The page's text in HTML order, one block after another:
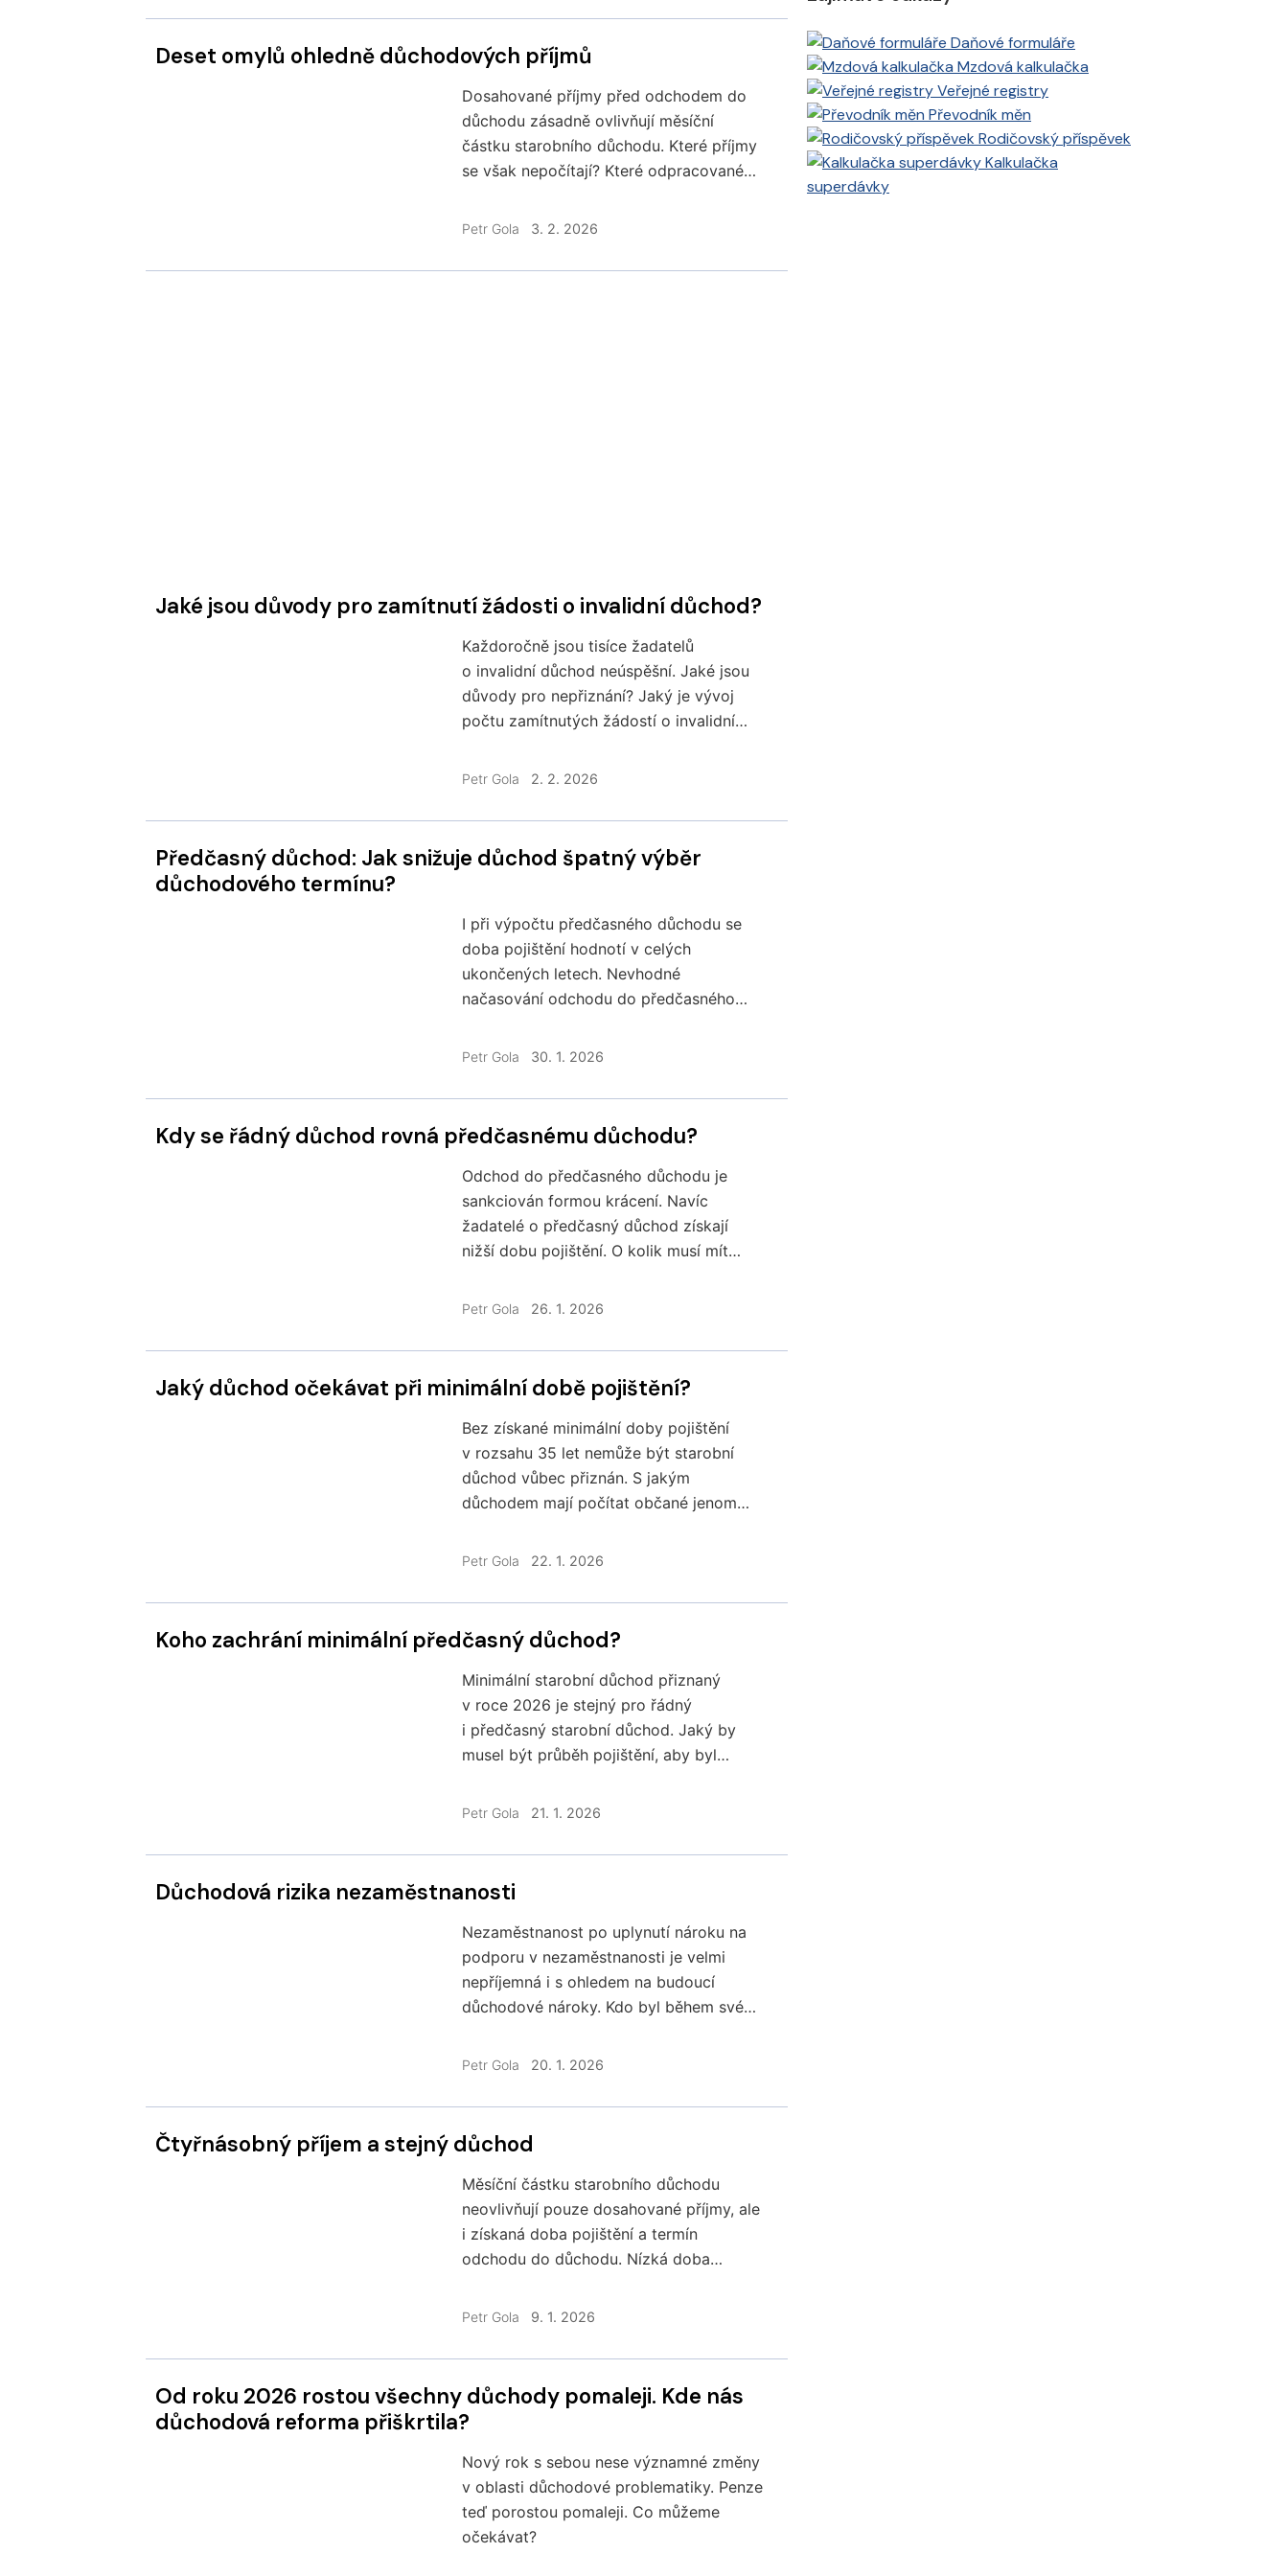
Deset omylů ohledně důchodových příjmů
Dosahované příjmy před odchodem do
důchodu zásadně ovlivňují měsíční
částku starobního důchodu. Které příjmy
se však nepočítají? Které odpracované
současných příjmech? Jak zvyšuje
Petr Gola 3. 2. 2026
Jaké jsou důvody pro zamítnutí žádosti o invalidní důchod?
Každoročně jsou tisíce žadatelů
o invalidní důchod neúspěšní. Jaké jsou
důvody pro nepřiznání? Jaký je vývoj
počtu zamítnutých žádostí o invalidní
důchod pobírá?
Petr Gola 2. 2. 2026
Předčasný důchod: Jak snižuje důchod špatný výběr
důchodového termínu?
I při výpočtu předčasného důchodu se
doba pojištění hodnotí v celých
ukončených letech. Nevhodné
načasování odchodu do předčasného
pojištění a započte se další interval
důchodu i o více než tisícikorunu.
Podívejme se na praktické výpočty.
Petr Gola 30. 1. 2026
Kdy se řádný důchod rovná předčasnému důchodu?
Odchod do předčasného důchodu je
sankciován formou krácení. Navíc
žadatelé o předčasný důchod získají
nižší dobu pojištění. O kolik musí mít
příjmy, aby měli stejný důchod jako
Podívejme se na praktické příklady.
Petr Gola 26. 1. 2026
Jaký důchod očekávat při minimální době pojištění?
Bez získané minimální doby pojištění
v rozsahu 35 let nemůže být starobní
důchod vůbec přiznán. S jakým
důchodem mají počítat občané jenom
se na praktické výpočty.
Petr Gola 22. 1. 2026
Koho zachrání minimální předčasný důchod?
Minimální starobní důchod přiznaný
v roce 2026 je stejný pro řádný
i předčasný starobní důchod. Jaký by
musel být průběh pojištění, aby byl
Propočítejme si jednotlivé varianty.
Petr Gola 21. 1. 2026
Důchodová rizika nezaměstnanosti
Nezaměstnanost po uplynutí nároku na
podporu v nezaměstnanosti je velmi
nepříjemná i s ohledem na budoucí
důchodové nároky. Kdo byl během svého
nezaměstnaný, ten by měl počítat
minimalizovat.
Petr Gola 20. 1. 2026
Čtyřnásobný příjem a stejný důchod
Měsíční částku starobního důchodu
neovlivňují pouze dosahované příjmy, ale
i získaná doba pojištění a termín
odchodu do důchodu. Nízká doba
výrazně zvyšují nároky na předchozí
výpočty, kdy lze mít čtvrtinový příjem a
stejný důchod.
Petr Gola 9. 1. 2026
Od roku 2026 rostou všechny důchody pomaleji. Kde nás
důchodová reforma přiškrtila?
Nový rok s sebou nese významné změny
v oblasti důchodové problematiky. Penze
teď porostou pomaleji. Co můžeme
očekávat?
Daňové formuláře
Mzdová kalkulačka
Veřejné registry
Převodník měn
Rodičovský příspěvek
Kalkulačka
superdávky